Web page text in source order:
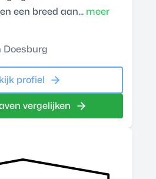
een breed aan... meer
Doesburg
profiel
vergelijken